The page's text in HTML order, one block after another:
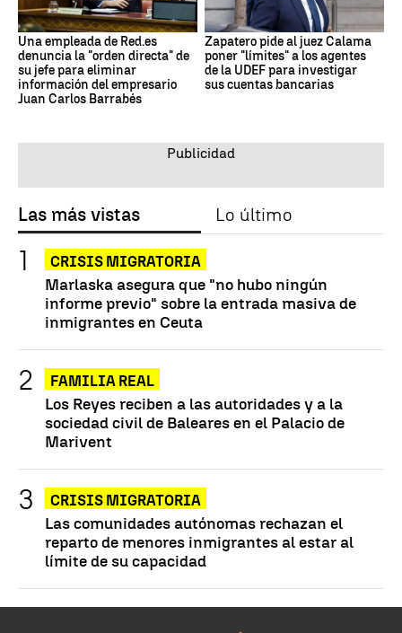
Una empleada de Red.es
denuncia la "orden directa" de
su jefe para eliminar
información del empresario
Juan Carlos Barrabés
Zapatero pide al juez Calama
poner "límites" a los agentes
de la UDEF para investigar
sus cuentas bancarias
Las más vistas Lo último
CRISIS MIGRATORIA
Marlaska asegura que "no hubo ningún
informe previo" sobre la entrada masiva de
inmigrantes en Ceuta
FAMILIA REAL
Los Reyes reciben a las autoridades y a la
sociedad civil de Baleares en el Palacio de
Marivent
CRISIS MIGRATORIA
Las comunidades autónomas rechazan el
reparto de menores inmigrantes al estar al
límite de su capacidad